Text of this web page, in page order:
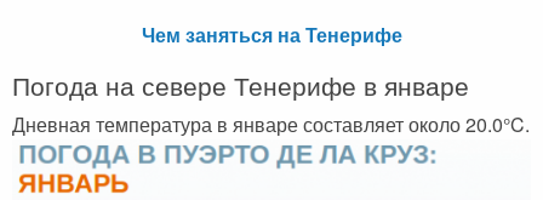
Чем заняться на Тенерифе
Погода на севере Тенерифе в январе
Дневная температура в январе составляет около 20.0°C.